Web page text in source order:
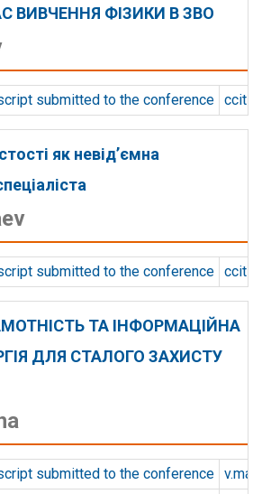
ВИВЧЕННЯ ФІЗИКИ В ЗВО
submitted to the conference ccit
як невід’ємна
submitted to the conference ccit
ТА ІНФОРМАЦІЙНА
ДЛЯ СТАЛОГО ЗАХИСТУ
submitted to the conference